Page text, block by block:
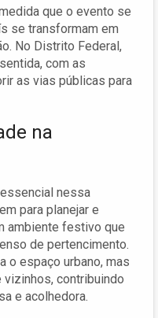
que o evento se
se transformam em
No Distrito Federal,
com as
as vias públicas para
na
nessa
para planejar e
ambiente festivo que
de pertencimento.
o espaço urbano, mas
contribuindo
e acolhedora.